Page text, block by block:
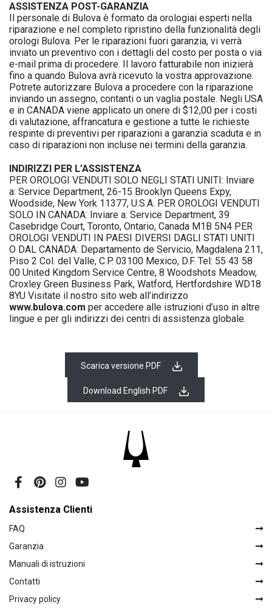
ASSISTENZA POST-GARANZIA
Il personale di Bulova è formato da orologiai esperti nella
riparazione e nel completo ripristino della funzionalità degli
orologi Bulova. Per le riparazioni fuori garanzia, vi verrà
inviato un preventivo con i dettagli del costo per posta o via
e-mail prima di procedere. Il lavoro fatturabile non inizierà
fino a quando Bulova avrà ricevuto la vostra approvazione.
Potrete autorizzare Bulova a procedere con la riparazione
inviando un assegno, contanti o un vaglia postale. Negli USA
e in CANADA viene applicato un onere di $12,00 per i costi
di valutazione, affrancatura e gestione a tutte le richieste
respinte di preventivi per riparazioni a garanzia scaduta e in
caso di riparazioni non incluse nei termini della garanzia.
INDIRIZZI PER L’ASSISTENZA
PER OROLOGI VENDUTI SOLO NEGLI STATI UNITI: Inviare
a: Service Department, 26-15 Brooklyn Queens Expy,
Woodside, New York 11377, U.S.A. PER OROLOGI VENDUTI
SOLO IN CANADA: Inviare a: Service Department, 39
Casebridge Court, Toronto, Ontario, Canada M1B 5N4 PER
OROLOGI VENDUTI IN PAESI DIVERSI DAGLI STATI UNITI
O DAL CANADA: Departamento de Servicio, Magdalena 211,
Piso 2 Col. del Valle, C.P. 03100 Mexico, D.F. Tel: 55 43 58
00 United Kingdom Service Centre, 8 Woodshots Meadow,
Croxley Green Business Park, Watford, Hertfordshire WD18
8YU Visitate il nostro sito web all’indirizzo
www.bulova.com per accedere alle istruzioni d’uso in altre
lingue e per gli indirizzi dei centri di assistenza globale.
Scarica versione PDF
Download English PDF
Assistenza Clienti
FAQ
Garanzia
Manuali di istruzioni
Contatti
Privacy policy